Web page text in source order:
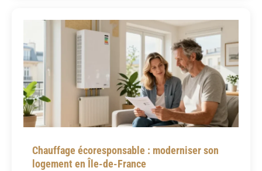
Chauffage écoresponsable : moderniser son
logement en Île-de-France